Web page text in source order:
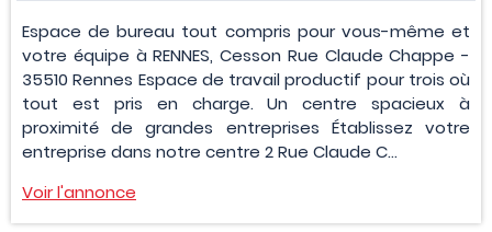
Espace de bureau tout compris pour vous-même et
votre équipe à RENNES, Cesson Rue Claude Chappe -
35510 Rennes Espace de travail productif pour trois où
tout est pris en charge. Un centre spacieux à
proximité de grandes entreprises Établissez votre
entreprise dans notre centre 2 Rue Claude C...
Voir l'annonce